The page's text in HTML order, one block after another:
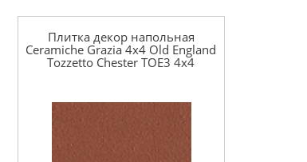
Плитка декор напольная
Ceramiche Grazia 4x4 Old England
Tozzetto Chester TOE3 4x4